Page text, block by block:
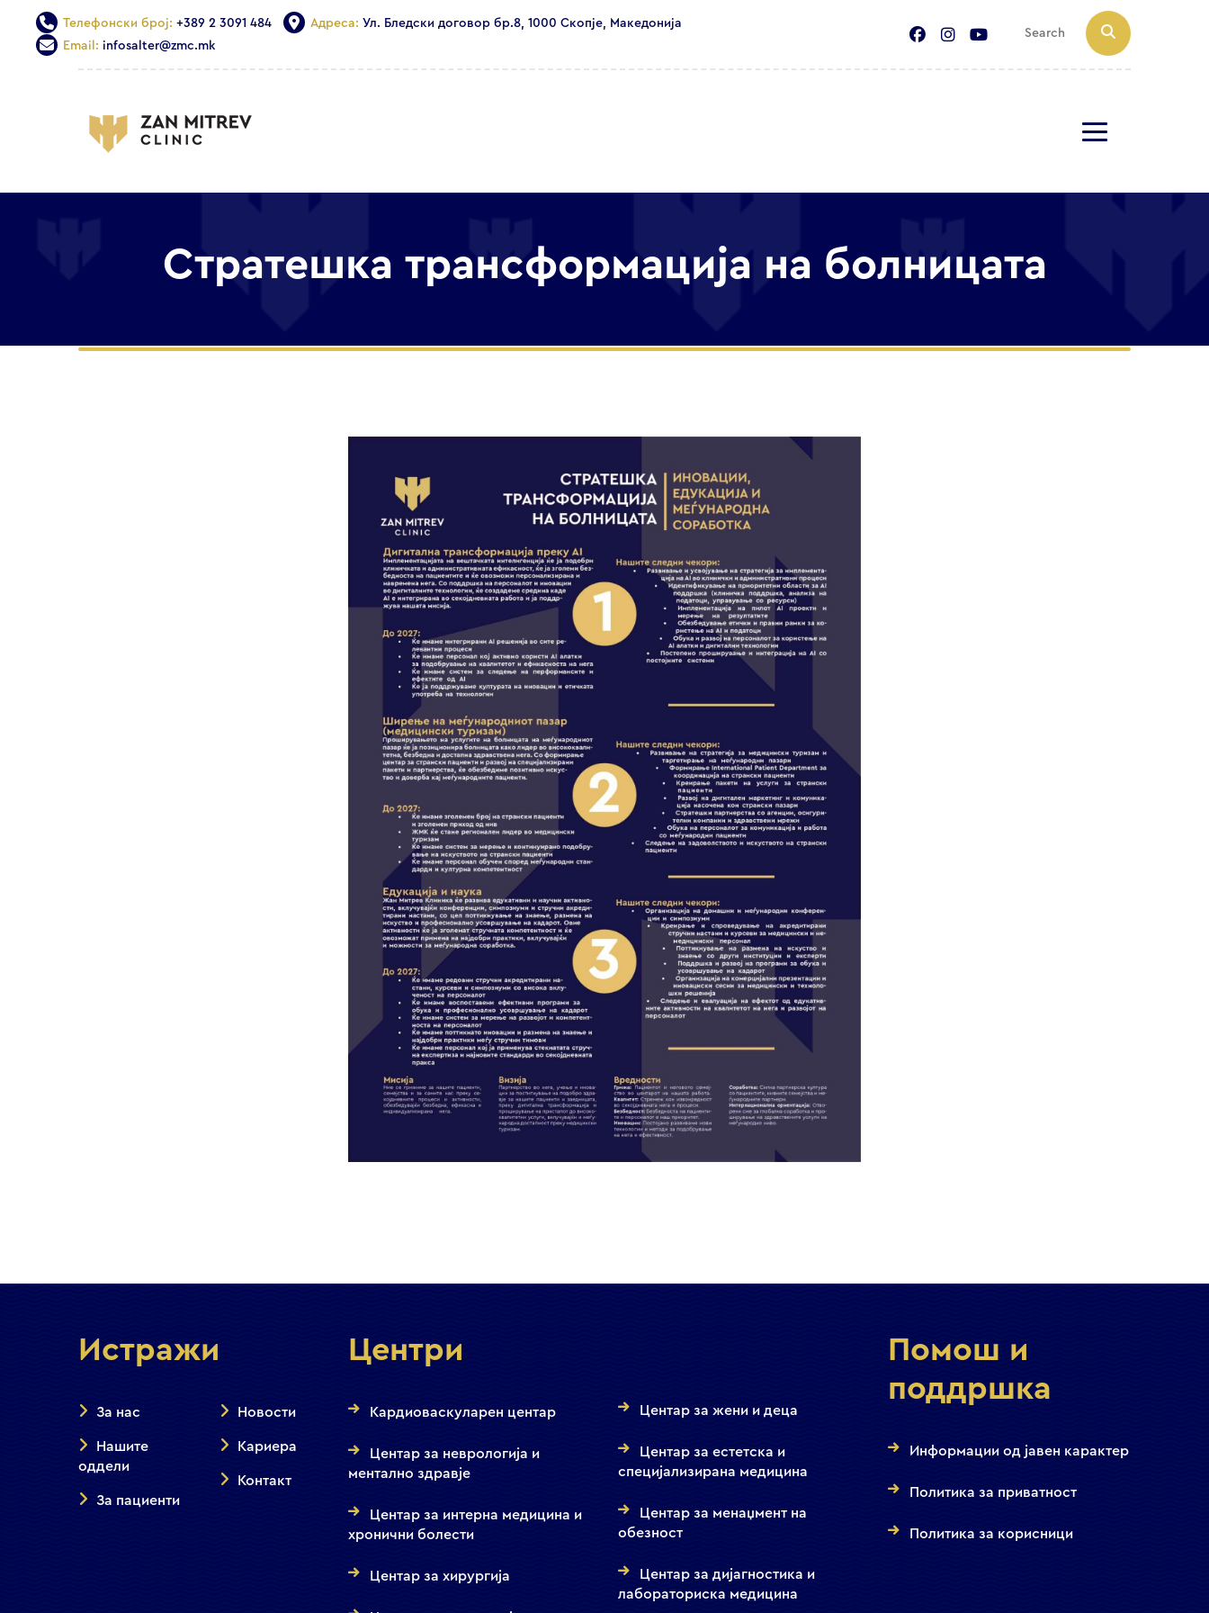
Телефонски број: +389 2 3091 484 Адреса: Ул. Бледски договор бр.8, 1000 Скопје, Македонија
Email: infosalter@zmc.mk
Стратешка трансформација на болницата
Истражи
За нас
Нашите
оддели
За пациенти
Новости
Кариера
Контакт
Центри
Кардиоваскуларен центар
Центар за неврологија и
ментално здравје
Центар за интерна медицина и
хронични болести
Центар за хирургија
Центар за жени и деца
Центар за естетска и
специјализирана медицина
Центар за менаџмент на
обезност
Центар за дијагностика и
лабораториска медицина
Помош и
поддршка
Информации од јавен карактер
Политика за приватност
Политика за корисници